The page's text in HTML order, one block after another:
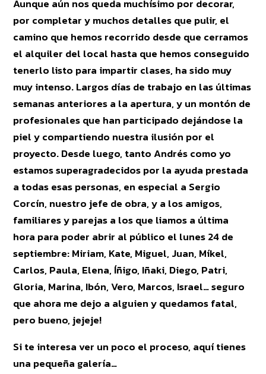
Aunque aún nos queda muchísimo por decorar,
por completar y muchos detalles que pulir, el
camino que hemos recorrido desde que cerramos
el alquiler del local hasta que hemos conseguido
tenerlo listo para impartir clases, ha sido muy
muy intenso. Largos días de trabajo en las últimas
semanas anteriores a la apertura, y un montón de
profesionales que han participado dejándose la
piel y compartiendo nuestra ilusión por el
proyecto. Desde luego, tanto Andrés como yo
estamos superagradecidos por la ayuda prestada
a todas esas personas, en especial a Sergio
Corcín, nuestro jefe de obra, y a los amigos,
familiares y parejas a los que liamos a última
hora para poder abrir al público el lunes 24 de
septiembre: Miriam, Kate, Miguel, Juan, Míkel,
Carlos, Paula, Elena, Íñigo, Iñaki, Diego, Patri,
Gloria, Marina, Ibón, Vero, Marcos, Israel… seguro
que ahora me dejo a alguien y quedamos fatal,
pero bueno, jejeje!
Si te interesa ver un poco el proceso, aquí tienes
una pequeña galería…